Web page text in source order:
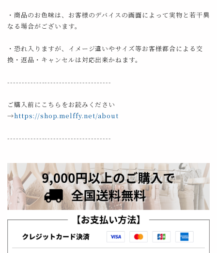
・商品のお色味は、お客様のデバイスの画面によって実物と若干異
なる場合がございます。
・恐れ入りますが、イメージ違いやサイズ等お客様都合による交
換・返品・キャンセルは対応出来かねます。
------------------------------------
ご購入前にこちらをお読みください
→https://shop.melffy.net/about
------------------------------------